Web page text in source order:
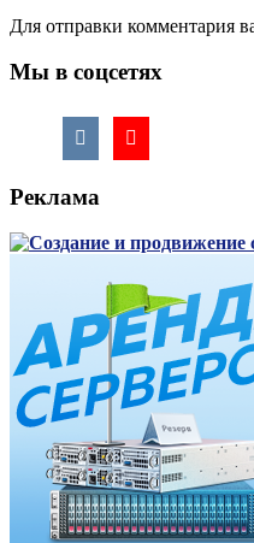
Для отправки комментария
Мы в соцсетях
Реклама